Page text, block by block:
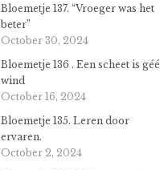
Bloemetje 137. “Vroeger was het
beter”
October 30, 2024
Bloemetje 136 . Een scheet is
wind
October 16, 2024
Bloemetje 135. Leren door
ervaren.
October 2, 2024